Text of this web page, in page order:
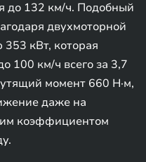
до 132 км/ч. Подобный
двухмоторной
кВт, которая
100 км/ч всего за 3,7
момент 660 Н·м,
даже на
коэффициентом